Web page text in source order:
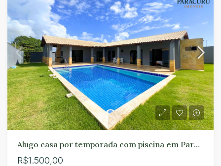
Alugo casa por temporada com piscina em Paracuru
R$1.500,00